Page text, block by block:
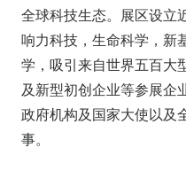
全球科技生态。展区设立
响力科技，生命科学，新
学，吸引来自世界五百大
及新型初创企业等参展企
政府机构及国家大使以及
事。